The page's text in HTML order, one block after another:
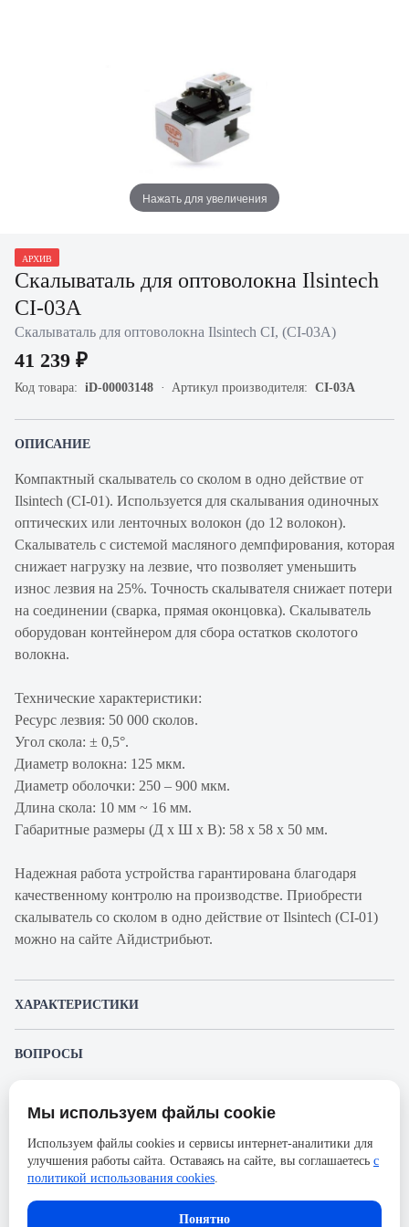
Нажать для увеличения
АРХИВ
Скалываталь для оптоволокна Ilsintech
CI-03A
Скалываталь для оптоволокна Ilsintech CI, (CI-03A)
41 239 ₽
Код товара: iD-00003148 Артикул производителя: CI-03A
ОПИСАНИЕ
Компактный скалыватель со сколом в одно действие от
Ilsintech (CI-01). Используется для скалывания одиночных
оптических или ленточных волокон (до 12 волокон).
Скалыватель с системой масляного демпфирования, которая
снижает нагрузку на лезвие, что позволяет уменьшить
износ лезвия на 25%. Точность скалывателя снижает потери
на соединении (сварка, прямая оконцовка). Скалыватель
оборудован контейнером для сбора остатков сколотого
волокна.
Технические характеристики:
Ресурс лезвия: 50 000 сколов.
Угол скола: ± 0,5°.
Диаметр волокна: 125 мкм.
Диаметр оболочки: 250 – 900 мкм.
Длина скола: 10 мм ~ 16 мм.
Габаритные размеры (Д х Ш х В): 58 х 58 х 50 мм.
Надежная работа устройства гарантирована благодаря
качественному контролю на производстве. Приобрести
скалыватель со сколом в одно действие от Ilsintech (CI-01)
можно на сайте Айдистрибьют.
ХАРАКТЕРИСТИКИ
Производитель
Серия
ID поста блога для
комментариев
ВОПРОСЫ
Пожалуйста, авторизуйтесь, чтобы иметь
возможность оставлять вопросы.
Представленные изображения и характеристики могут отличаться от реального
без предварительного уведомления. Компания АйДистрибьют не несёт
ответственности в случае не соответствия текущей модели товаров фотографиям,
размещённым в карточке товара.
Мы используем файлы cookie
Используем файлы cookies и сервисы интернет-аналитики для
улучшения работы сайта. Оставаясь на сайте, вы соглашаетесь с
политикой использования cookies.
Понятно